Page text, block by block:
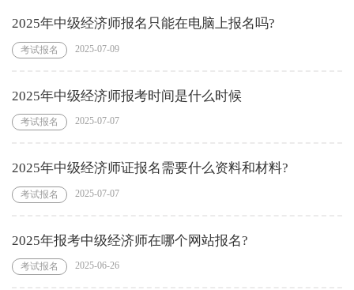
2025年中级经济师报名只能在电脑上报名吗?
考试报名 2025-07-09
2025年中级经济师报考时间是什么时候
考试报名 2025-07-07
2025年中级经济师证报名需要什么资料和材料?
考试报名 2025-07-07
2025年报考中级经济师在哪个网站报名?
考试报名 2025-06-26